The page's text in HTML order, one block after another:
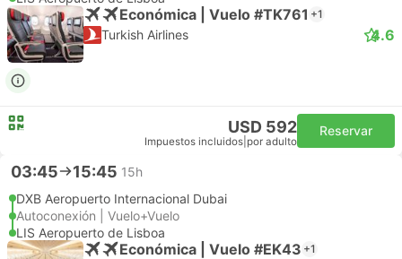
Económica | Vuelo #TK761 +1
Turkish Airlines 4.6
USD 592
Impuestos incluidos por adulto
Reservar
03:45 15:45 15h
DXB Aeropuerto Internacional Dubai
Autoconexión | Vuelo+Vuelo
LIS Aeropuerto de Lisboa
Económica | Vuelo #EK43 +1